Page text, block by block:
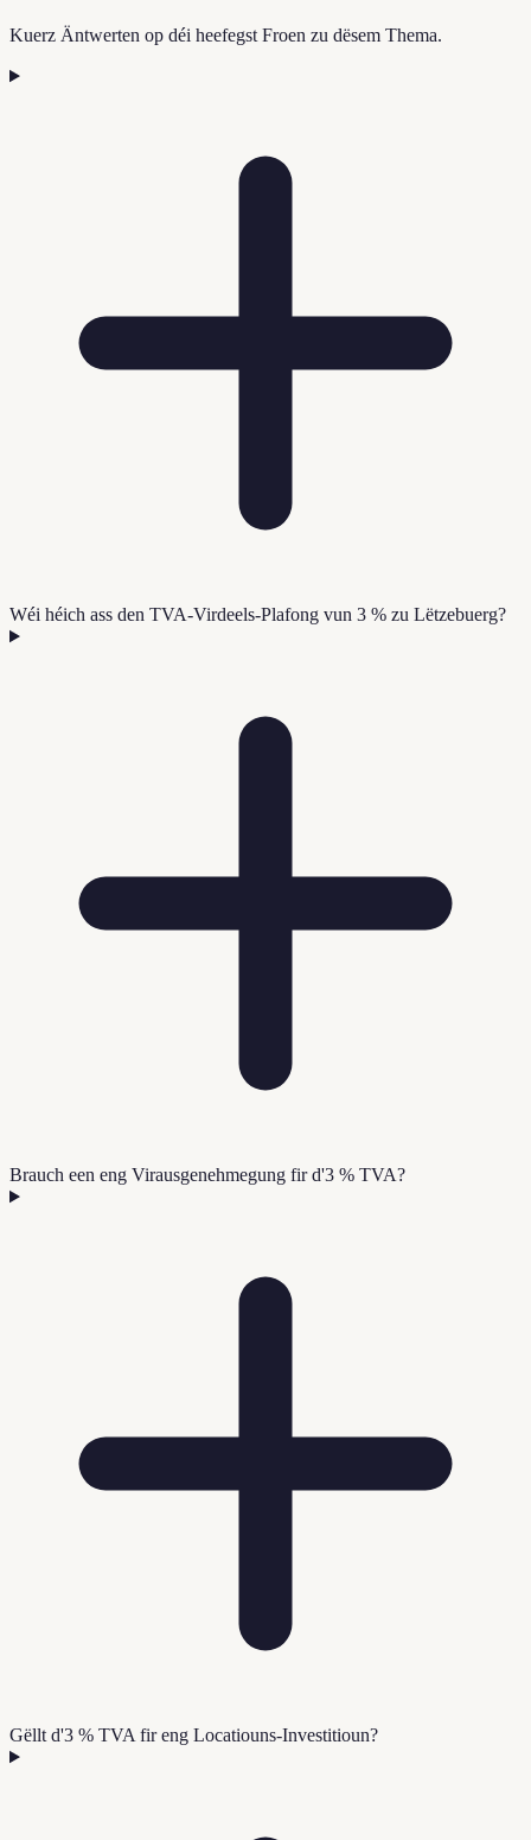
Kuerz Äntwerten op déi heefegst Froen zu dësem Thema.
Wéi héich ass den TVA-Virdeels-Plafong vun 3 % zu Lëtzebuerg?
Brauch een eng Virausgenehmegung fir d'3 % TVA?
Gëllt d'3 % TVA fir eng Locatiouns-Investitioun?